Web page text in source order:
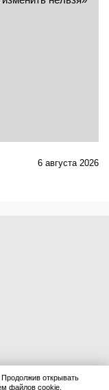
6 августа 2026
открывать
файлов cookie.